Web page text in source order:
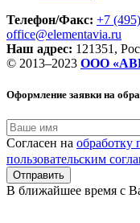
Телефон/Факс: +7
office@elementavia.ru
Наш адрес: 121351,
© 2013–2023 ООО
Оформление заявки на
Согласен на обработку
пользовательским
В ближайшее время с